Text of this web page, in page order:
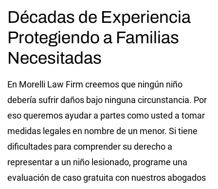
Décadas de Experiencia
Protegiendo a Familias
Necesitadas
En Morelli Law Firm creemos que ningún niño
debería sufrir daños bajo ninguna circunstancia. Por
eso queremos ayudar a partes como usted a tomar
medidas legales en nombre de un menor. Si tiene
dificultades para comprender su derecho a
representar a un niño lesionado, programe una
evaluación de caso gratuita con nuestros abogados